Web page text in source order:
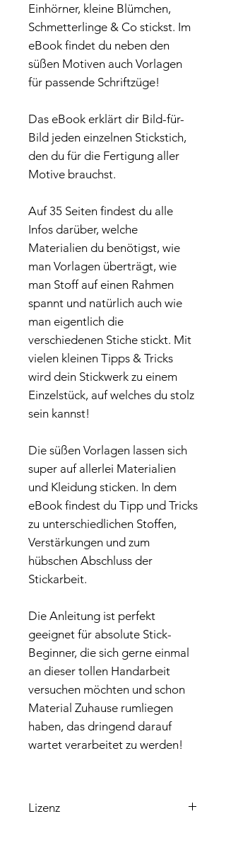
Einhörner, kleine Blümchen,
Schmetterlinge & Co stickst. Im
eBook findet du neben den
süßen Motiven auch Vorlagen
für passende Schriftzüge!
Das eBook erklärt dir Bild-für-
Bild jeden einzelnen Stickstich,
den du für die Fertigung aller
Motive brauchst.
Auf 35 Seiten findest du alle
Infos darüber, welche
Materialien du benötigst, wie
man Vorlagen überträgt, wie
man Stoff auf einen Rahmen
spannt und natürlich auch wie
man eigentlich die
verschiedenen Stiche stickt. Mit
vielen kleinen Tipps & Tricks
wird dein Stickwerk zu einem
Einzelstück, auf welches du stolz
sein kannst!
Die süßen Vorlagen lassen sich
super auf allerlei Materialien
und Kleidung sticken. In dem
eBook findest du Tipp und Tricks
zu unterschiedlichen Stoffen,
Verstärkungen und zum
hübschen Abschluss der
Stickarbeit.
Die Anleitung ist perfekt
geeignet für absolute Stick-
Beginner, die sich gerne einmal
an dieser tollen Handarbeit
versuchen möchten und schon
Material Zuhause rumliegen
haben, das dringend darauf
wartet verarbeitet zu werden!
Lizenz